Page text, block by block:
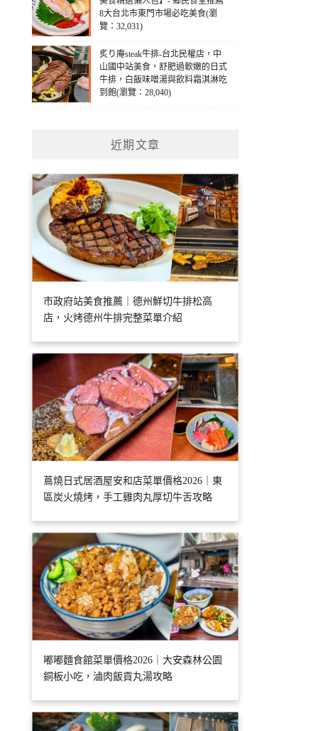
8大台北市東門市場必吃美食(瀏
覽：32,031)
炙り庵steak牛排-台北民權店，中
山國中站美食，舒肥過軟嫩的日式
牛排，白飯味噌湯與飲料霜淇淋吃
到飽(瀏覽：28,040)
近期文章
市政府站美食推薦｜德州鮮切牛排松高
店，火烤德州牛排完整菜單介紹
蔦燒日式居酒屋安和店菜單價格2026｜東
區炭火燒烤，手工雞肉丸厚切牛舌攻略
嘟嘟麵食館菜單價格2026｜大安森林公園
銅板小吃，滷肉飯貢丸湯攻略